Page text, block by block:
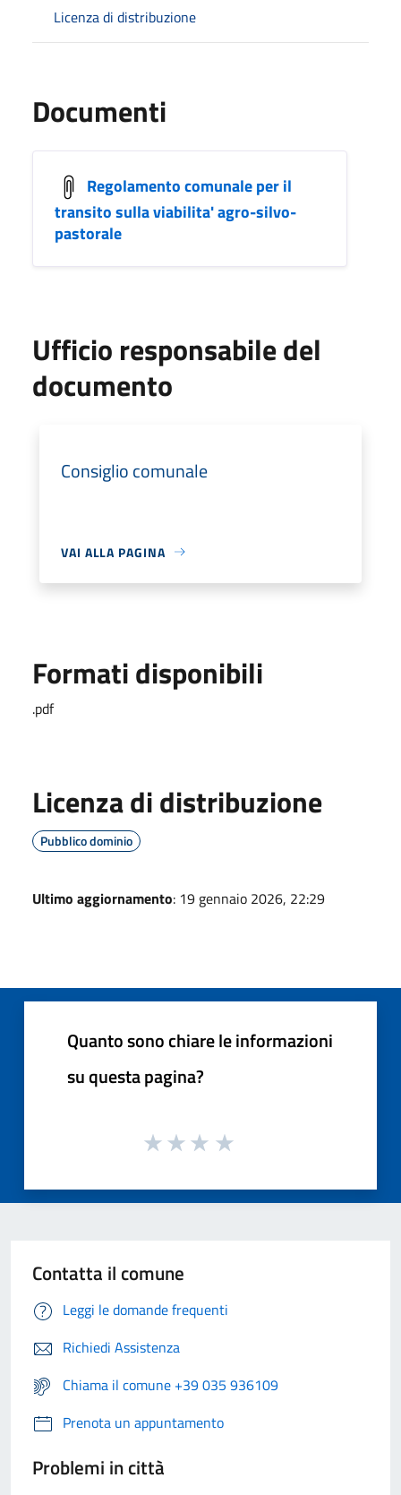
Licenza di distribuzione
Documenti
Regolamento comunale per il
transito sulla viabilita' agro-silvo-
pastorale
Ufficio responsabile del
documento
Consiglio comunale
VAI ALLA PAGINA
Formati disponibili
.pdf
Licenza di distribuzione
Pubblico dominio
Ultimo aggiornamento: 19 gennaio 2026, 22:29
Quanto sono chiare le informazioni
su questa pagina?
Contatta il comune
Leggi le domande frequenti
Richiedi Assistenza
Chiama il comune +39 035 936109
Prenota un appuntamento
Problemi in città